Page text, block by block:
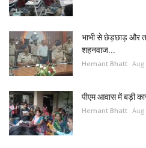
भाभी से छेड़छाड़ और
शहनवाज...
Hemant Bhatt Aug
पीएम आवास में बड़ी
Hemant Bhatt Aug